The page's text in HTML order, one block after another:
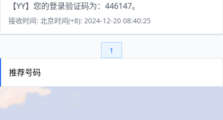
【YY】您的登录验证码为：446147。
接收时间: 北京时间(+8): 2024-12-20 08:40:25
1
推荐号码